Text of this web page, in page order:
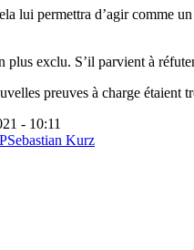
lui permettra d’agir comme
exclu. S’il parvient à
preuves à charge
- 10:11
Sebastian Kurz